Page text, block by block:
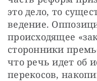
это дело, то
ведение.
происходящее
сторонники
что речь идет об
перекосов,